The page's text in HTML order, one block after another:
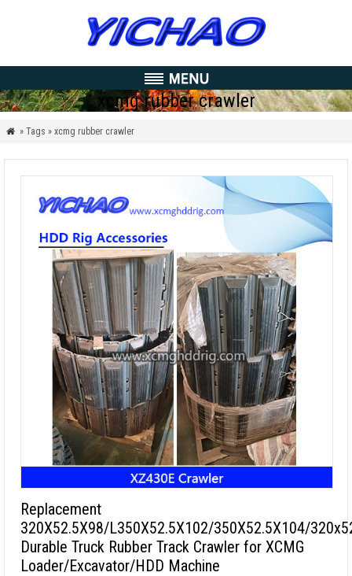
xcmg rubber crawler
 » Tags » xcmg rubber crawler
Replacement
320X52.5X98/L350X52.5X102/350X52.5X104/
Durable Truck Rubber Track Crawler for XCMG
Loader/Excavator/HDD Machine